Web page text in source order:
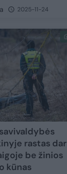
2025-11-24
rastas dar
be žinios
kūnas